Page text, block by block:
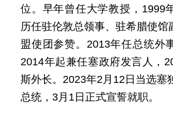
位。早年曾任大学教授，1999
历任驻伦敦总领事、驻希腊使馆
盟使团参赞。2013年任总统外
2014年起兼任塞政府发言人，
斯外长。2023年2月12日当选塞
总统，3月1日正式宣誓就职。